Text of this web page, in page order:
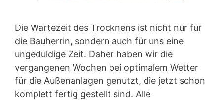
Die Wartezeit des Trocknens ist nicht nur für
die Bauherrin, sondern auch für uns eine
ungeduldige Zeit. Daher haben wir die
vergangenen Wochen bei optimalem Wetter
für die Außenanlagen genutzt, die jetzt schon
komplett fertig gestellt sind. Alle